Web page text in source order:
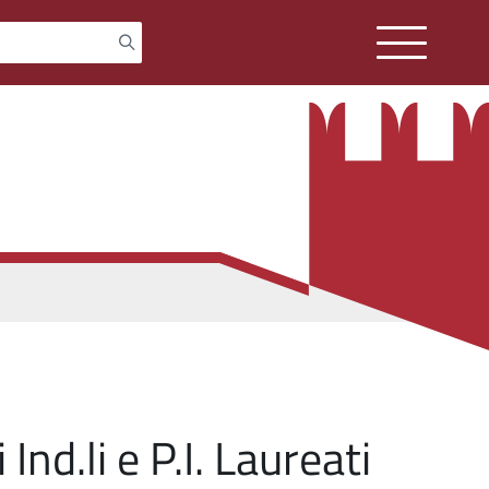
e P.I. Laureati